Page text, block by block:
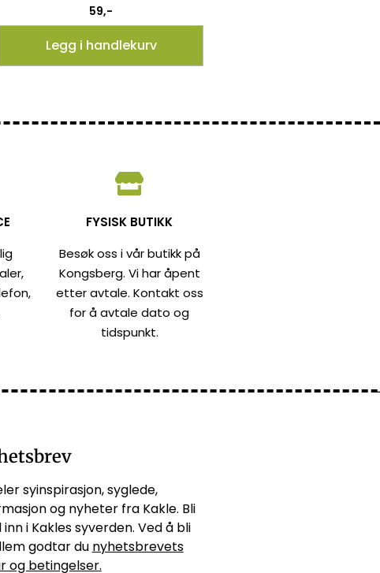
59,-
Legg i handlekurv
FYSISK BUTIKK
Besøk oss i vår butikk på
Kongsberg. Vi har åpent
etter avtale. Kontakt oss
for å avtale dato og
tidspunkt.
syinspirasjon, syglede,
og nyheter fra Kakle. Bli
inn i Kakles syverden. Ved å bli
godtar du nyhetsbrevets
og betingelser.